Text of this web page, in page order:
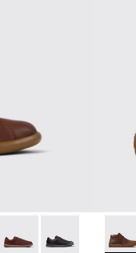
Baskets en cuir
015
K101003-014 -
Soller - K101003-009
Pelotas Soller -Pelotas Soller -
Peu